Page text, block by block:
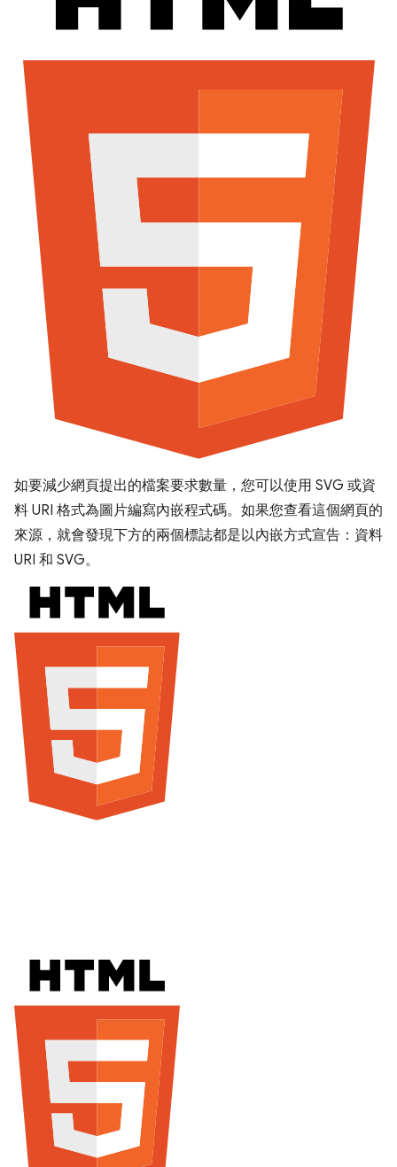
如要減少網頁提出的檔案要求數量，您可以使用 SVG 或資
料 URI 格式為圖片編寫內嵌程式碼。如果您查看這個網頁的
來源，就會發現下方的兩個標誌都是以內嵌方式宣告：資料
URI 和 SVG。